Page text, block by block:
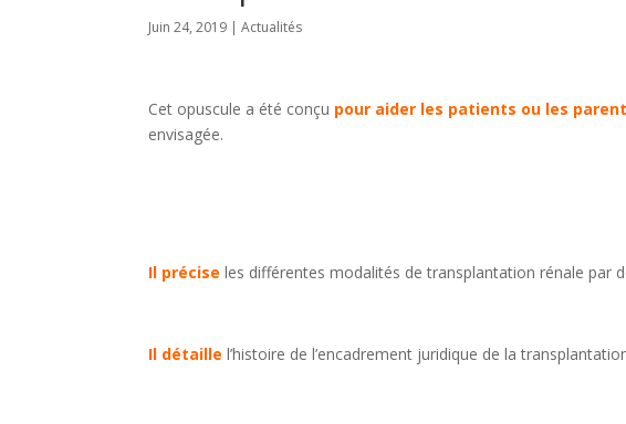
Juin 24, 2019 |Actualités
Cet opuscule a été conçu pour aider les patients ou les
envisagée.
Il précise les différentes modalités de transplantation rénale par
Il détaille l’histoire de l’encadrement juridique de la